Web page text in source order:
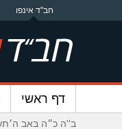
חב"ד אינפו
דף ראשי
ב''ה כ״ה באב ה׳תשפ״ו